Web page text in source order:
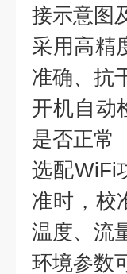
接示意图
采用高精
准确、抗
开机自动
是否正常
选配WiFi
准时，校
温度、流
环境参数